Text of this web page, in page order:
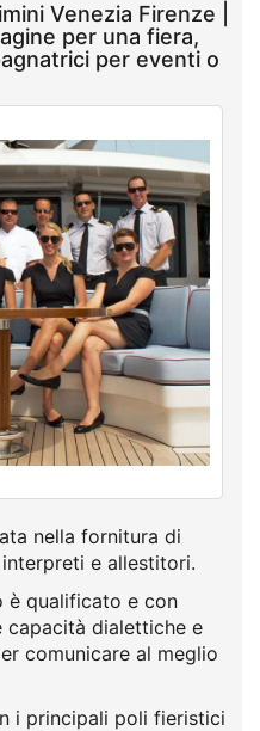
Venezia Firenze |
per una fiera,
per eventi o
nella fornitura di
e allestitori.
è qualificato e con
capacità dialettiche e
comunicare al meglio
i principali poli fieristici